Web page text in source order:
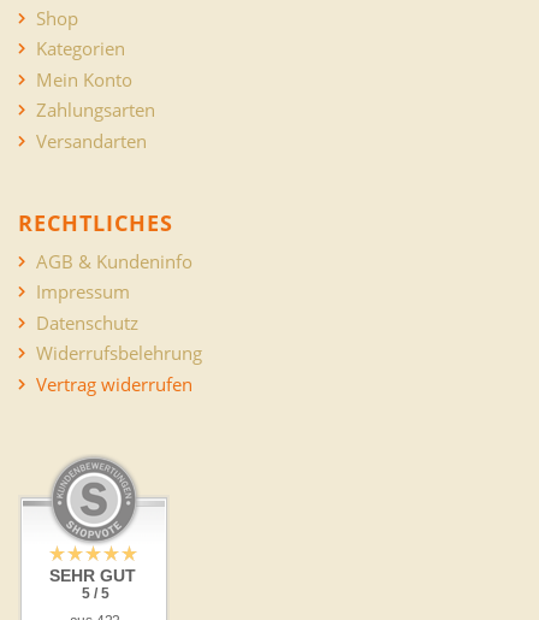
Shop
Kategorien
Mein Konto
Zahlungsarten
Versandarten
RECHTLICHES
AGB & Kundeninfo
Impressum
Datenschutz
Widerrufsbelehrung
Vertrag widerrufen
SEHR GUT
5 / 5